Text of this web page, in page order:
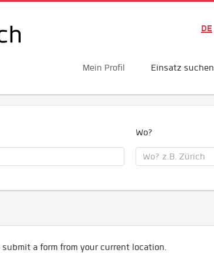
DE
Mein Profil Einsatz suchen
Wo?
a form from your current location.